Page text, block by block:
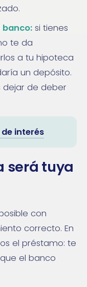
banco: si tienes
te da
a tu hipoteca
un depósito.
dejar de deber
interés
será tuya
con
correcto. En
el préstamo: te
el banco